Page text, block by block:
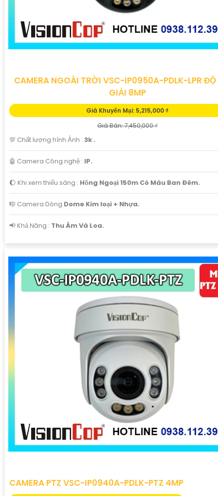
CAMERA NGOÀI TRỜI VSC-IP0950A-PDLK-LPR ĐỘ
GIẢI 8MP
Giá Khuyến Mại: 5,215,000 ₫
Giá Bán: 7,450,000 ₫
💯 Chất lượng hình Ảnh : 3k .
🤖️ Camera Công nghệ : IP.
🌔 Khi xem thiếu sáng : Hồng Ngoại 150m Có Màu Ban Ðêm.
🎼️ Camera Dòng Dome Kim loại + Nhựa.
️📢 Khả Năng : Thu Âm Và Loa.
CAMERA PTZ VSC-IP0940A-PDLK-PTZ 4MP